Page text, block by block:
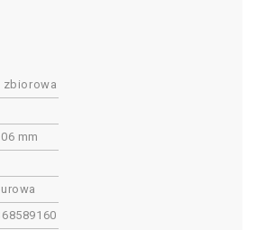
zbiorowa
mm